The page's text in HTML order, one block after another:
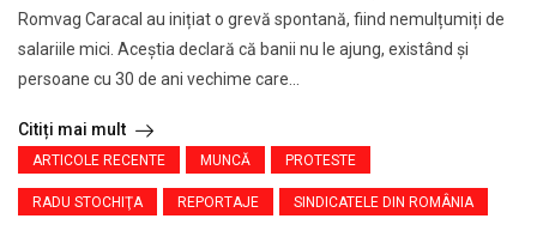
Romvag Caracal au inițiat o grevă spontană, fiind nemulțumiți de
salariile mici. Aceștia declară că banii nu le ajung, existând și
persoane cu 30 de ani vechime care...
Citiți mai mult
ARTICOLE RECENTE MUNCĂ PROTESTE
RADU STOCHIŢA REPORTAJE SINDICATELE DIN ROMÂNIA